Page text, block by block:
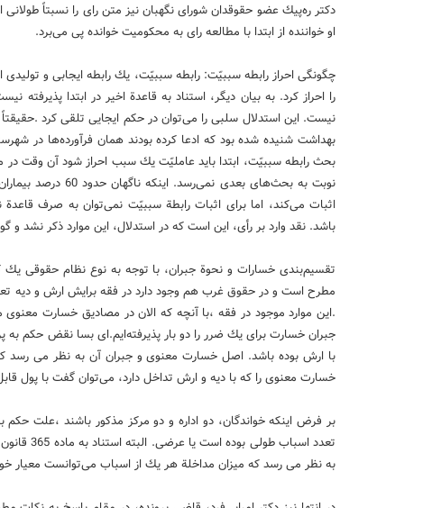
دكتر ره‌پیك عضو حقوقدان شورای نگهبان نیز متن رای را نسبتاً طولانی
او خواننده از ابتدا با مطالعه رای به محكومیت خوانده پی می‌برد.
چگونگی احراز رابطه سببیّت: رابطه سببیّت، یك رابطه ایجابی و
را احراز كرد. به بیان دیگر، استناد به قاعدة اخیر در ابتدا
نیست. این استدلال سلبی را می‌توان در حكم ایجایی تلقی كرد
بهداشت شنیده شده بود كه ادعا كرده بودند همان فرآورده‌ها در
بحث رابطه سببیّت، ابتدا باید عاملیّت یك سبب احراز شود آن وقت
نوبت به بحث‌های
اثبات می‌كند، اما برای اثبات رابطة سببیّت نمی‌توان به صرف
باشد. نقد وارد بر رأی، این است كه در استدلال، این موارد ذكر
تقسیم‌بندی خسارات و نحوة جبران، با توجه به نوع نظام
مطرح است و در حقوق غرب هم وجود دارد در فقه برایش ارش و دیه
.این موارد موجود در فقه ،با آنچه كه الان در مصادیق خسارت
جبران خسارت برای یك ضرر رادو بار پذیرفته‌ایم.‌ای بسا نقض حكم
با ارش بوده باشد. اصل خسارت معنوی و جبران آن به نظر می رسد
خسارت معنوی را كه با دیه و ارش تداخل دارد، می‌توان گفت با پول
بر فرض اینكه خواندگان، دو اداره و دو مركز مذكور باشند
تعدد
به نظر می رسد كه میزان مداخلة هر یك از اسباب می‌توانست معیار